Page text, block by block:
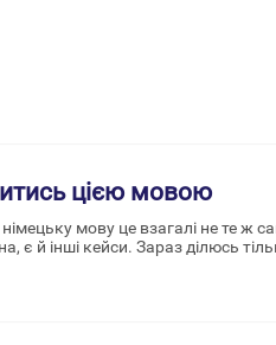
цією мовою
мову це взагалі не те ж
й інші кейси. Зараз ділюсь